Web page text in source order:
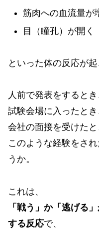
筋肉への血流量が
目（瞳孔）が開く
といった体の反応が起
人前で発表をするとき
試験会場に入ったとき
会社の面接を受けたと
このような経験をさ
うか。
これは、
「戦う」か「逃げる
する反応で、